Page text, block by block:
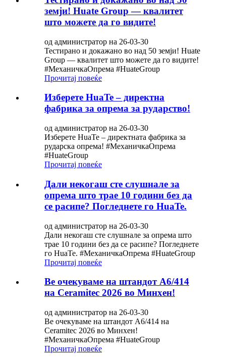
земји! Huate Group — квалитет
што можете да го видите!
од администратор на 26-03-30
Тестирано и докажано во над 50 земји! Huate
Group — квалитет што можете да го видите!
#МеханичкаОпрема #HuateGroup
Прочитај повеќе
Изберете HuaTe – директна
фабрика за опрема за рударство!
од администратор на 26-03-30
Изберете HuaTe – директната фабрика за
рударска опрема! #МеханичкаОпрема
#HuateGroup
Прочитај повеќе
Дали некогаш сте слушнале за
опрема што трае 10 години без да
се расипе? Погледнете го HuaTe.
од администратор на 26-03-30
Дали некогаш сте слушнале за опрема што
трае 10 години без да се расипе? Погледнете
го HuaTe. #МеханичкаОпрема #HuateGroup
Прочитај повеќе
Ве очекуваме на штандот A6/414
на Ceramitec 2026 во Минхен!
од администратор на 26-03-30
Ве очекуваме на штандот A6/414 на
Ceramitec 2026 во Минхен!
#МеханичкаОпрема #HuateGroup
Прочитај повеќе